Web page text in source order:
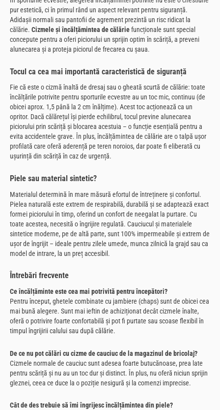
pur estetică, ci în primul rând un aspect relevant pentru siguranță.
Adidașii normali sau pantofii de agrement prezintă un risc ridicat la
călărie. Cizmele și încălțămintea de călăriefuncționale sunt special
concepute pentru a oferi piciorului un sprijin optim în scăriță, a preveni
alunecarea și a proteja piciorul de frecarea cu șaua.
Tocul ca cea mai importantă caracteristică de siguranță
Fie că este o cizmă înaltă de dresaj sau o gheată scurtă de călărie: toate
încălțările potrivite pentru sporturile ecvestre au un toc mic, continuu (de
obicei aprox. 1,5 până la 2 cm înălțime). Acest toc acționează ca un
opritor. Dacă călărețul își pierde echilibrul, tocul previne alunecarea
piciorului prin scăriță și blocarea acestuia – o funcție esențială pentru a
evita accidentele grave. În plus, încălțămintea de călărie are o talpă ușor
profilată care oferă aderență pe teren noroios, dar poate fi eliberată cu
ușurință din scăriță în caz de urgență.
Piele sau material sintetic?
Materialul determină în mare măsură efortul de întreținere și confortul.
Pielea naturală este extrem de respirabilă, durabilă și se adaptează exact
formei piciorului în timp, oferind un confort de neegalat la purtare. Cu
toate acestea, necesită o îngrijire regulată. Cauciucul și materialele
sintetice moderne, pe de altă parte, sunt 100% impermeabile și extrem de
ușor de îngrijit – ideale pentru zilele umede, munca zilnică la grajd sau ca
model de intrare, la un preț accesibil.
Întrebări frecvente
Ce încălțăminte este cea mai potrivită pentru începători?
Pentru început, ghetele combinate cu jambiere (chaps) sunt de obicei cea
mai bună alegere. Sunt mai ieftin de achiziționat decât cizmele înalte,
oferă o potrivire foarte confortabilă și pot fi purtate sau scoase flexibil în
timpul îngrijirii calului sau după călărie.
De ce nu pot călări cu cizme de cauciuc de la magazinul de bricolaj?
Cizmele normale de cauciuc sunt adesea foarte butucănoase, prea late
pentru scăriță și nu au un toc dur și distinct. În plus, nu oferă niciun sprijin
gleznei, ceea ce duce la o poziție nesigură și la comenzi imprecise.
Cât de des trebuie să îmi îngrijesc încălțămintea din piele?